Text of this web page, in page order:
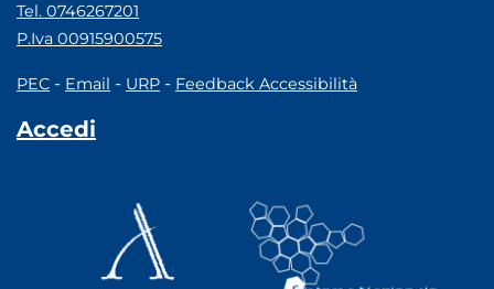
Tel. 0746267201
P.Iva 00915900575
PEC - Email - URP - Feedback Accessibilità
Accedi